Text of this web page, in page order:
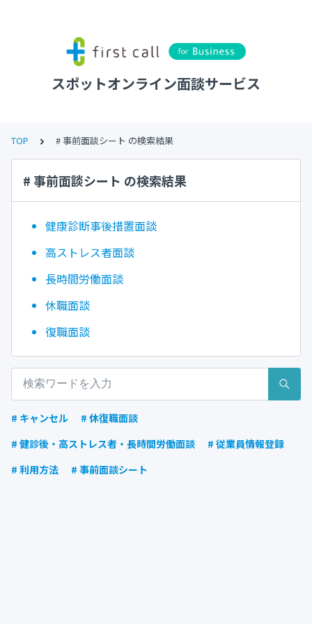
スポットオンライン面談サービス
TOP # 事前面談シート の検索結果
# 事前面談シート の検索結果
健康診断事後措置面談
高ストレス者面談
長時間労働面談
休職面談
復職面談
# キャンセル
# 休復職面談
# 健診後・高ストレス者・長時間労働面談
# 従業員情報登録
# 利用方法
# 事前面談シート